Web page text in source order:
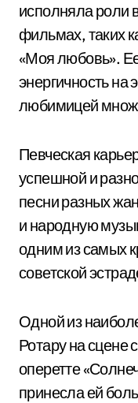
исполняла роли
фильмах, таких
«Моя любовь».
энергичность на
любимицей
Певческая
успешной и
песни разных
и народную
одним из самых
советской
Одной из
Ротару на сцене
оперетте
принесла ей